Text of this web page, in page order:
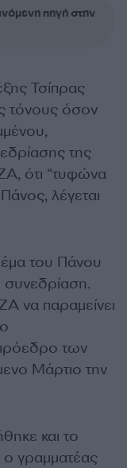
πηγή στην
Τσίπρας
τόνους όσον
της
ότι “τυφώνα
λέγεται
του Πάνου
να παραμείνει
των
Μάρτιο την
και το
ο γραμματέας